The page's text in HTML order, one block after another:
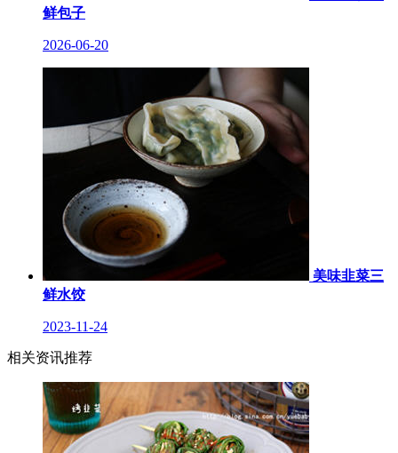
鲜包子
2026-06-20
美味韭菜三
鲜水饺
2023-11-24
相关资讯推荐